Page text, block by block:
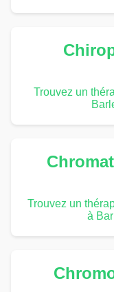
Trouvez un
Trouvez un
à